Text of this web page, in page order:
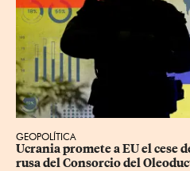
GEOPOLÍTICA
Ucrania promete a EU el cese
rusa del Consorcio del